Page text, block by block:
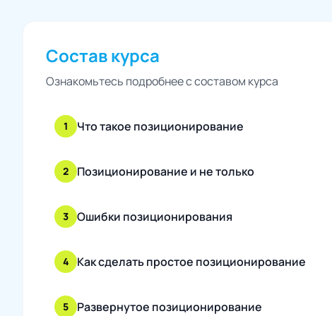
Состав курса
Ознакомьтесь подробнее с составом курса
1 Что такое позиционирование
2 Позиционирование и не только
3 Ошибки позиционирования
4 Как сделать простое позиционирование
5 Развернутое позиционирование